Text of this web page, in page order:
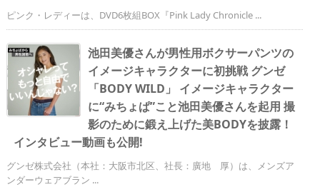
ピンク・レディーは、DVD6枚組BOX『Pink Lady Chronicle ...
池田美優さんが男性用ボクサーパンツの
イメージキャラクターに初挑戦 グンゼ
「BODY WILD」 イメージキャラクター
に“みちょぱ”こと池田美優さんを起用 撮
影のために鍛え上げた美BODYを披露！
インタビュー動画も公開!
グンゼ株式会社（本社：大阪市北区、社長：廣地 厚）は、メンズア
ンダーウェアブラン ...